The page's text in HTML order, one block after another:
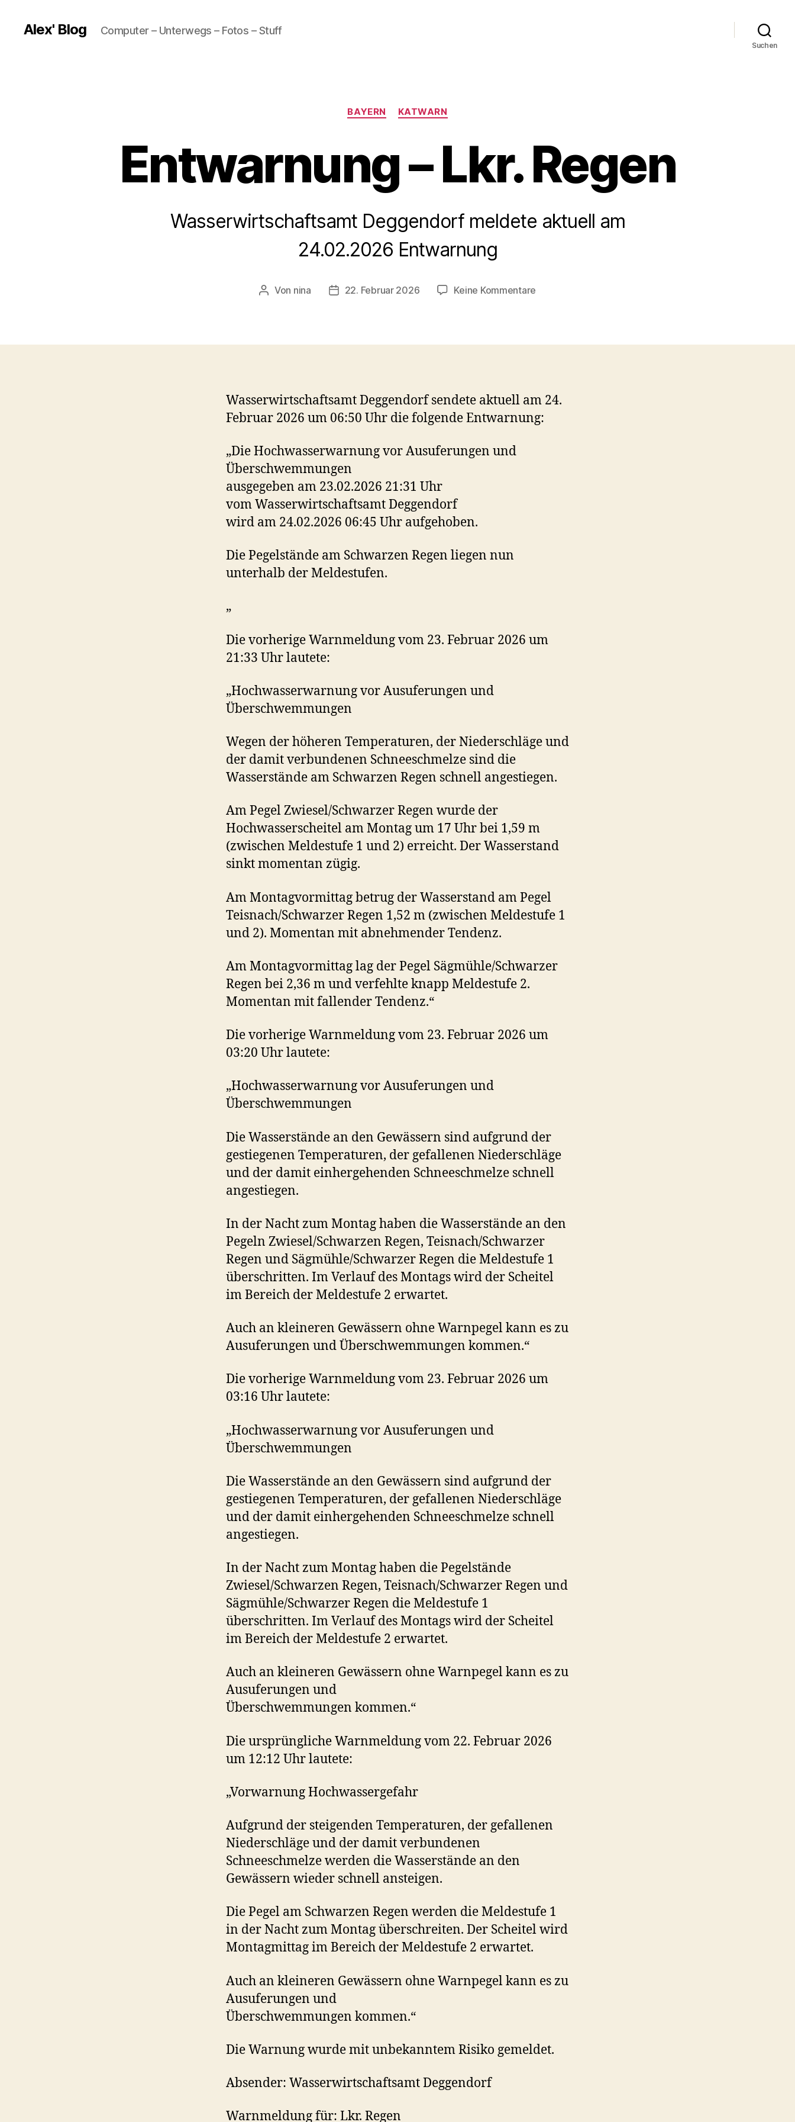
Alex' Blog Computer – Unterwegs – Fotos – Stuff
Suchen
Kategorien
BAYERN KATWARN
Entwarnung – Lkr. Regen
Wasserwirtschaftsamt Deggendorf meldete aktuell am
24.02.2026 Entwarnung
Beitragsautor
Von nina Veröffentlichungsdatum
22. Februar 2026 Keine Kommentare
Regen
Wasserwirtschaftsamt Deggendorf sendete aktuell am 24.
Februar 2026 um 06:50 Uhr die folgende Entwarnung:
„Die Hochwasserwarnung vor Ausuferungen und
Überschwemmungen
ausgegeben am 23.02.2026 21:31 Uhr
vom Wasserwirtschaftsamt Deggendorf
wird am 24.02.2026 06:45 Uhr aufgehoben.
Die Pegelstände am Schwarzen Regen liegen nun
unterhalb der Meldestufen.
„
Die vorherige Warnmeldung vom 23. Februar 2026 um
21:33 Uhr lautete:
„Hochwasserwarnung vor Ausuferungen und
Überschwemmungen
Wegen der höheren Temperaturen, der Niederschläge und
der damit verbundenen Schneeschmelze sind die
Wasserstände am Schwarzen Regen schnell angestiegen.
Am Pegel Zwiesel/Schwarzer Regen wurde der
Hochwasserscheitel am Montag um 17 Uhr bei 1,59 m
(zwischen Meldestufe 1 und 2) erreicht. Der Wasserstand
sinkt momentan zügig.
Am Montagvormittag betrug der Wasserstand am Pegel
Teisnach/Schwarzer Regen 1,52 m (zwischen Meldestufe 1
und 2). Momentan mit abnehmender Tendenz.
Am Montagvormittag lag der Pegel Sägmühle/Schwarzer
Regen bei 2,36 m und verfehlte knapp Meldestufe 2.
Momentan mit fallender Tendenz.“
Die vorherige Warnmeldung vom 23. Februar 2026 um
03:20 Uhr lautete:
„Hochwasserwarnung vor Ausuferungen und
Überschwemmungen
Die Wasserstände an den Gewässern sind aufgrund der
gestiegenen Temperaturen, der gefallenen Niederschläge
und der damit einhergehenden Schneeschmelze schnell
angestiegen.
In der Nacht zum Montag haben die Wasserstände an den
Pegeln Zwiesel/Schwarzen Regen, Teisnach/Schwarzer
Regen und Sägmühle/Schwarzer Regen die Meldestufe 1
überschritten. Im Verlauf des Montags wird der Scheitel
im Bereich der Meldestufe 2 erwartet.
Auch an kleineren Gewässern ohne Warnpegel kann es zu
Ausuferungen und Überschwemmungen kommen.“
Die vorherige Warnmeldung vom 23. Februar 2026 um
03:16 Uhr lautete:
„Hochwasserwarnung vor Ausuferungen und
Überschwemmungen
Die Wasserstände an den Gewässern sind aufgrund der
gestiegenen Temperaturen, der gefallenen Niederschläge
und der damit einhergehenden Schneeschmelze schnell
angestiegen.
In der Nacht zum Montag haben die Pegelstände
Zwiesel/Schwarzen Regen, Teisnach/Schwarzer Regen und
Sägmühle/Schwarzer Regen die Meldestufe 1
überschritten. Im Verlauf des Montags wird der Scheitel
im Bereich der Meldestufe 2 erwartet.
Auch an kleineren Gewässern ohne Warnpegel kann es zu
Ausuferungen und
Überschwemmungen kommen.“
Die ursprüngliche Warnmeldung vom 22. Februar 2026
um 12:12 Uhr lautete:
„Vorwarnung Hochwassergefahr
Aufgrund der steigenden Temperaturen, der gefallenen
Niederschläge und der damit verbundenen
Schneeschmelze werden die Wasserstände an den
Gewässern wieder schnell ansteigen.
Die Pegel am Schwarzen Regen werden die Meldestufe 1
in der Nacht zum Montag überschreiten. Der Scheitel wird
Montagmittag im Bereich der Meldestufe 2 erwartet.
Auch an kleineren Gewässern ohne Warnpegel kann es zu
Ausuferungen und
Überschwemmungen kommen.“
Die Warnung wurde mit unbekanntem Risiko gemeldet.
Absender: Wasserwirtschaftsamt Deggendorf
Warnmeldung für: Lkr. Regen